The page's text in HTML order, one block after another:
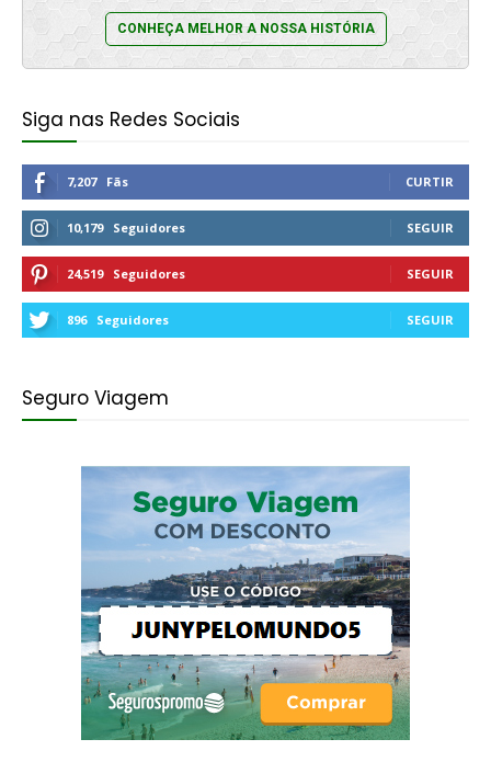
CONHEÇA MELHOR A NOSSA HISTÓRIA
Siga nas Redes Sociais
7,207 Fãs CURTIR
10,179 Seguidores SEGUIR
24,519 Seguidores SEGUIR
896 Seguidores SEGUIR
Seguro Viagem